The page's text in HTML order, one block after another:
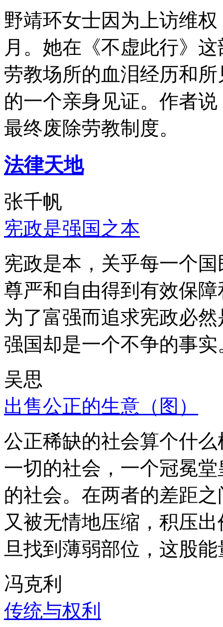
野靖环女士因为上访维
月。她在《不虚此行》
劳教场所的血泪经历和
的一个亲身见证。作者
最终废除劳教制度。
法律天地
张千帆
宪政是强国之本
宪政是本，关乎每一个
尊严和自由得到有效保
为了富强而追求宪政必
强国却是一个不争的事实
吴思
出售公正的生意（图）
公正稀缺的社会算个什
一切的社会，一个冠冕
的社会。在两者的差距
又被无情地压缩，积压
旦找到薄弱部位，这股
冯克利
传统与权利